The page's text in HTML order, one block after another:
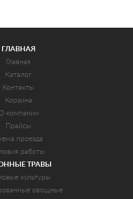
ГЛАВНАЯ
Главная
Каталог
Контакты
Корзина
компании
Прайсы
проезда
работы
ТРАВЫ
культуры
овощные